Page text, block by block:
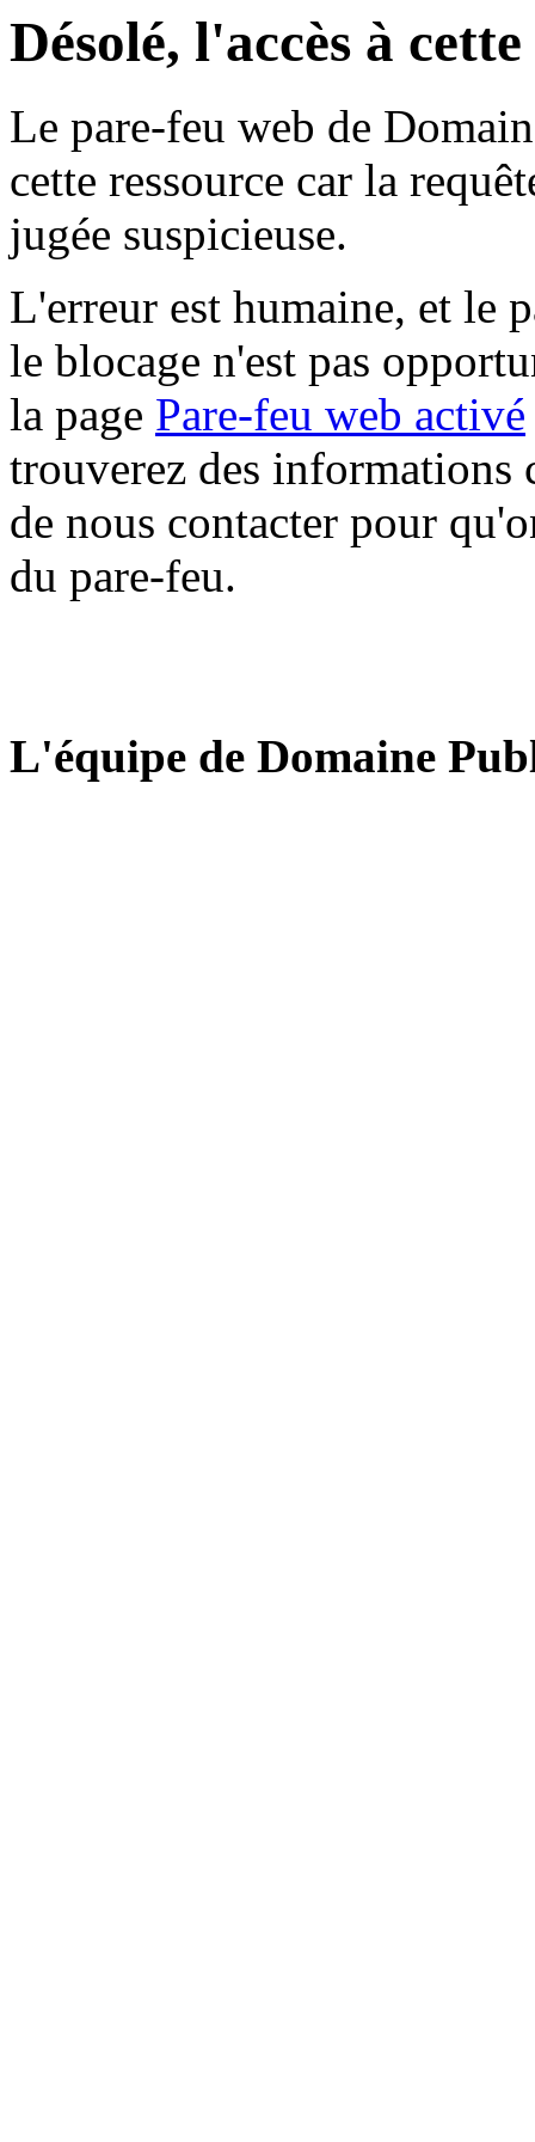
Désolé, l'accès à
Le pare-feu web de
cette ressource car la
jugée suspicieuse.
L'erreur est humaine, et le
le blocage n'est pas
la page Pare-feu web activé
trouverez des informations
de nous contacter pour
du pare-feu.
L'équipe de Domaine